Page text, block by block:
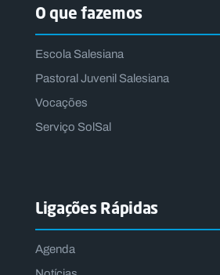
O que fazemos
Escola Salesiana
Pastoral Juvenil Salesiana
Vocações
Serviço SolSal
Ligações Rápidas
Agenda